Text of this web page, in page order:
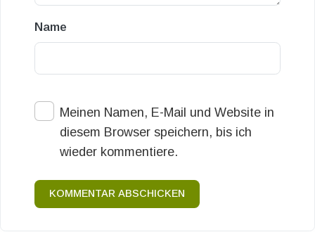
Name
Meinen Namen, E-Mail und Website in
diesem Browser speichern, bis ich
wieder kommentiere.
KOMMENTAR ABSCHICKEN